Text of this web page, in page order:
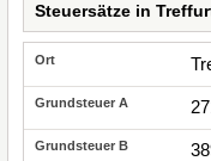
Steuersätze in